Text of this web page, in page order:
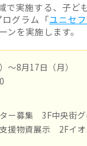
で実施する、子ど
グラム「ユニセ
ンを実施します。
〜8月17日（月）
ー募集 3F中央街
援物資展示 2Fイ